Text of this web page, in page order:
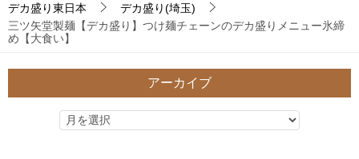
デカ盛り東日本
デカ盛り(埼玉)
三ツ矢堂製麺【デカ盛り】つけ麺チェーンのデカ盛りメニュー氷締
め【大食い】
アーカイブ